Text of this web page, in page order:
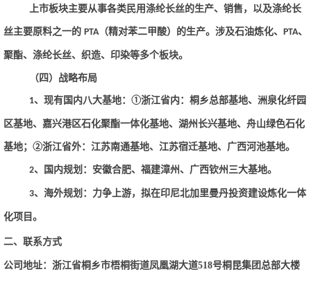
上市板块主要从事各类民用涤纶长丝的生产、销售，以及涤纶长
丝主要原料之一的 PTA（精对苯二甲酸）的生产。涉及石油炼化、 PTA、
聚酯、涤纶长丝、织造、印染等多个板块。
（四）战略布局
1、现有国内八大基地：①浙江省内：桐乡总部基地、洲泉化纤园
区基地、嘉兴港区石化聚酯一体化基地、湖州长兴基地、舟山绿色石化
基地；②浙江省外：江苏南通基地、江苏宿迁基地、广西河池基地。
2、国内规划：安徽合肥、福建漳州、广西钦州三大基地。
3、海外规划：力争上游，拟在印尼北加里曼丹投资建设炼化一体
化项目。
二、联系方式
公司地址：浙江省桐乡市梧桐街道凤凰湖大道518号桐昆集团总部大楼